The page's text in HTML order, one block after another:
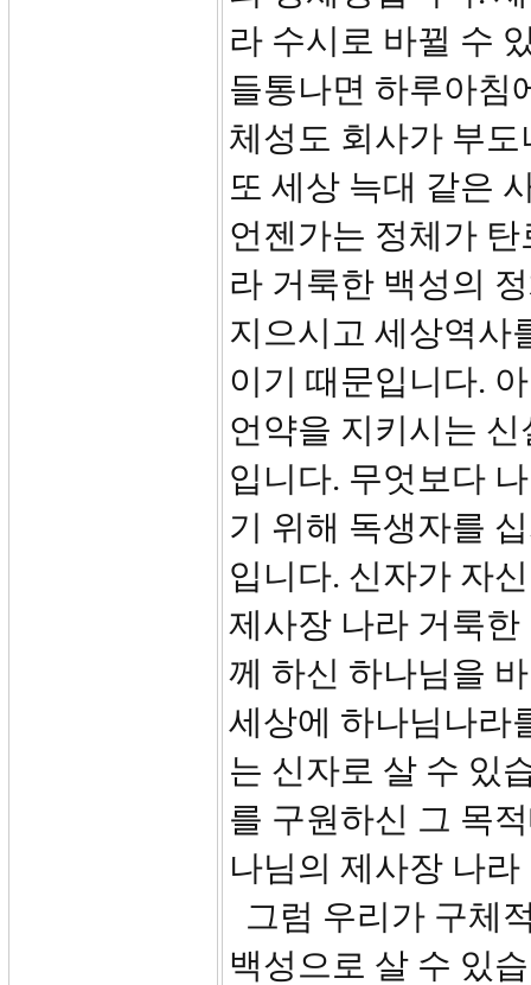
라 수시로 바뀔 수
들통나면 하루아침
체성도 회사가 부
또 세상 늑대 같은
언젠가는 정체가
라 거룩한 백성의
지으시고 세상역사
이기 때문입니다.
언약을 지키시는
입니다. 무엇보다
기 위해 독생자를
입니다. 신자가 자
제사장 나라 거룩
께 하신 하나님을
세상에 하나님나라
는 신자로 살 수 있
를 구원하신 그 목
나님의 제사장 나
그럼 우리가 구체
백성으로 살 수 있